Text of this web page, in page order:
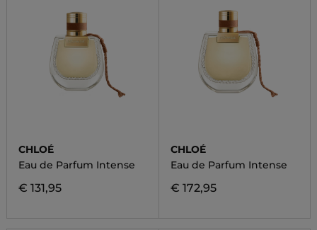
CHLOÉ
Eau de Parfum Intense
€ 131,95
CHLOÉ
Eau de Parfum Intense
€ 172,95